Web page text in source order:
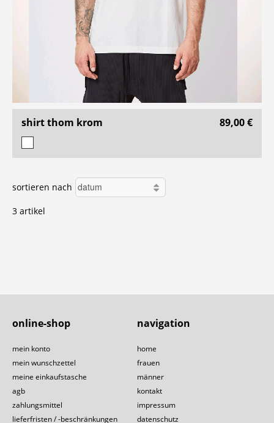
shirt thom krom 89,00 €
sortieren nach
3 artikel
navigation
home
frauen
männer
kontakt
impressum
datenschutz
online-shop
mein konto
mein wunschzettel
meine einkaufstasche
agb
zahlungsmittel
lieferfristen / -beschränkungen